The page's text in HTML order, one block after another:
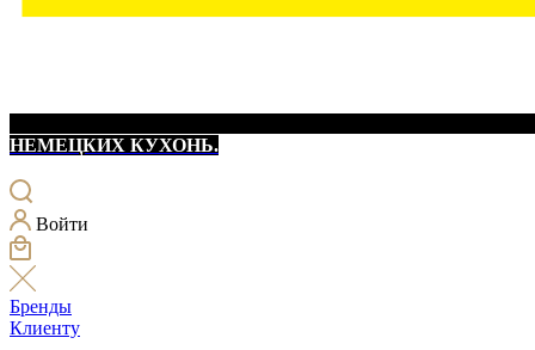
НЕМЕЦКИХ КУХОНЬ.
Войти
Бренды
Клиенту